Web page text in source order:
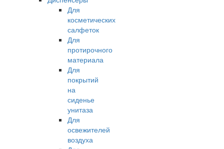
Для
косметических
салфеток
Для
протирочного
материала
Для
покрытий
на
сиденье
унитаза
Для
освежителей
воздуха